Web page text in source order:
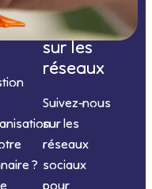
?
Nous
suivre
sur les
réseaux
Suivez-nous
sur les
réseaux
sociaux
pour